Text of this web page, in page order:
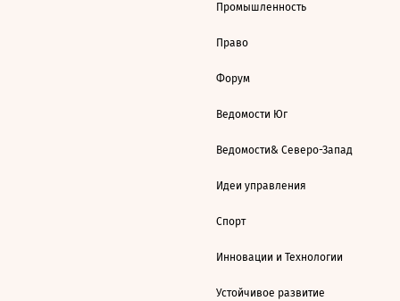
Промышленность
Право
Форум
Ведомости Юг
Ведомости& Северо-Запад
Идеи управления
Спорт
Инновации и Технологии
Устойчивое развитие